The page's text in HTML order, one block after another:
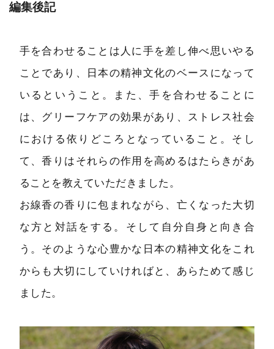
編集後記
手を合わせることは人に手を差し伸べ思いやる
ことであり、日本の精神文化のベースになって
いるということ。また、手を合わせることに
は、グリーフケアの効果があり、ストレス社会
における依りどころとなっていること。そし
て、香りはそれらの作用を高めるはたらきがあ
ることを教えていただきました。
お線香の香りに包まれながら、亡くなった大切
な方と対話をする。そして自分自身と向き合
う。そのような心豊かな日本の精神文化をこれ
からも大切にしていければと、あらためて感じ
ました。